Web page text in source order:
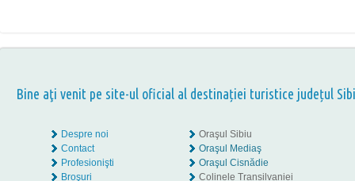
Bine aţi venit pe site-ul oficial al destinației turistice județul
Despre noi
Contact
Profesionişti
Broşuri
Oraşul Sibiu
Oraşul Mediaş
Oraşul Cisnădie
Colinele Transilvaniei